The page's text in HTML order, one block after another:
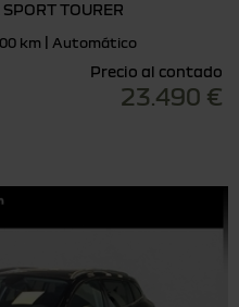
TOURER
km | Automático
Precio al contado
23.490 €